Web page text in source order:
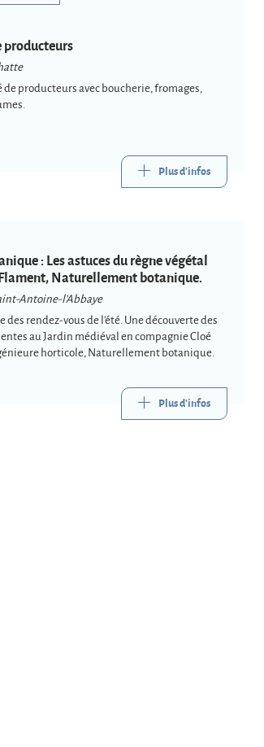
producteurs
de producteurs avec boucherie, fromages,
Plus d'infos
: Les astuces du règne végétal
Naturellement botanique.
Antoine-l'Abbaye
vous de l'été. Une découverte des
au Jardin médiéval en compagnie Cloé
horticole, Naturellement botanique.
Plus d'infos